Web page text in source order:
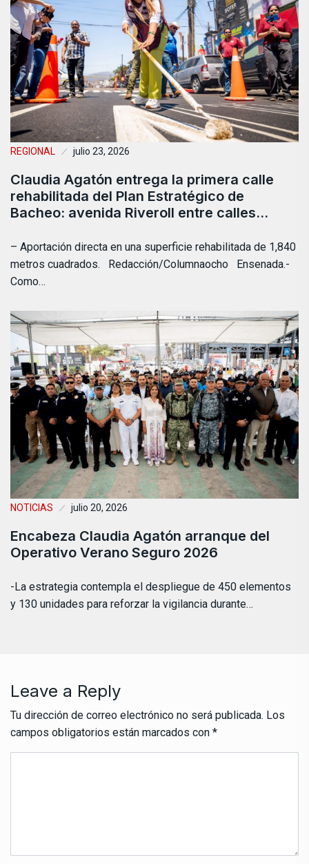
REGIONAL julio 23, 2026
Claudia Agatón entrega la primera calle
rehabilitada del Plan Estratégico de
Bacheo: avenida Riveroll entre calles…
– Aportación directa en una superficie rehabilitada de 1,840
metros cuadrados. Redacción/Columnaocho Ensenada.-
Como…
NOTICIAS julio 20, 2026
Encabeza Claudia Agatón arranque del
Operativo Verano Seguro 2026
-La estrategia contempla el despliegue de 450 elementos
y 130 unidades para reforzar la vigilancia durante…
Leave a Reply
Tu dirección de correo electrónico no será publicada. Los
campos obligatorios están marcados con *